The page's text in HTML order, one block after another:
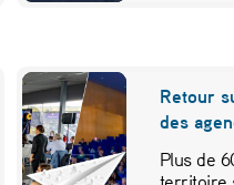
Retour
des
Plus de
territoire